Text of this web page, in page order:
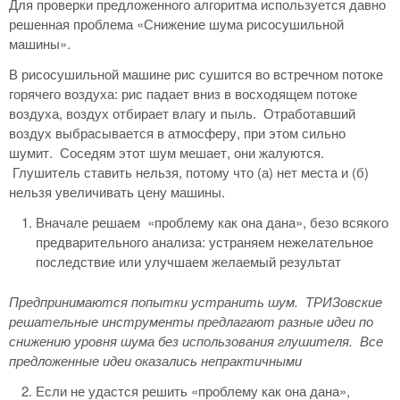
Для проверки предложенного алгоритма используется давно
решенная проблема «Снижение шума рисосушильной
машины».
В рисосушильной машине рис сушится во встречном потоке
горячего воздуха: рис падает вниз в восходящем потоке
воздуха, воздух отбирает влагу и пыль. Отработавший
воздух выбрасывается в атмосферу, при этом сильно
шумит. Соседям этот шум мешает, они жалуются.
Глушитель ставить нельзя, потому что (а) нет места и (б)
нельзя увеличивать цену машины.
Вначале решаем «проблему как она дана», безо всякого
предварительного анализа: устраняем нежелательное
последствие или улучшаем желаемый результат
Предпринимаются попытки устранить шум. ТРИЗовские
решательные инструменты предлагают разные идеи по
снижению уровня шума без использования глушителя. Все
предложенные идеи оказались непрактичными
Если не удастся решить «проблему как она дана»,